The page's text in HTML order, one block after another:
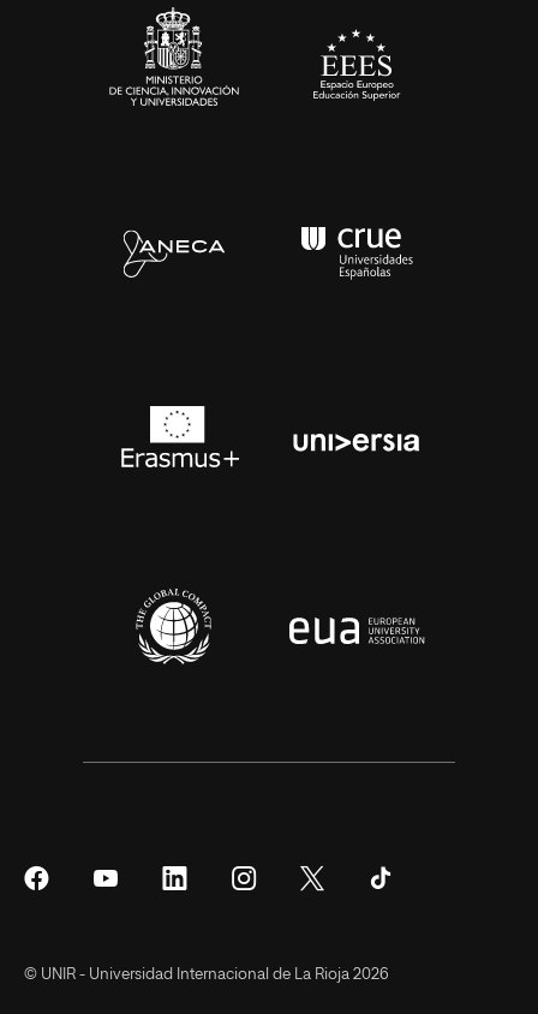
SíguenosSíguenos
SíguenosSíguenos Síguenos
© UNIR - Universidad Internacional de La Rioja 2026